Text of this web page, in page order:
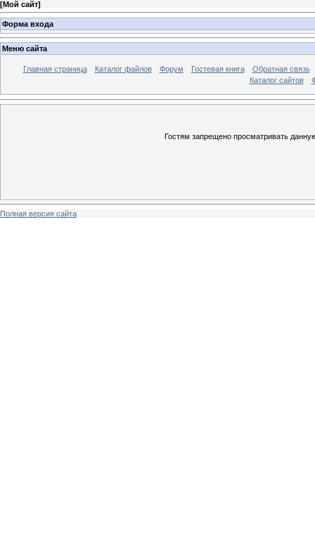
[Мой сайт]
Форма входа
Меню сайта
Главная страница Каталог файлов Форум Гостевая книга
Обратная связь
Каталог сайтов
Гостям запрещено просматривать
Полная версия сайта